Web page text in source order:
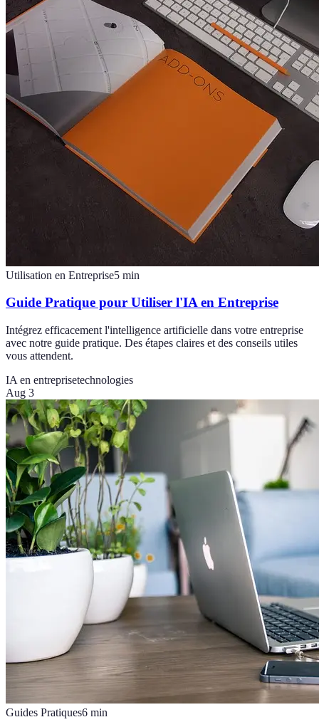
Utilisation en Entreprise5 min
Guide Pratique pour Utiliser l'IA en Entreprise
Intégrez efficacement l'intelligence artificielle dans votre entreprise
avec notre guide pratique. Des étapes claires et des conseils utiles
vous attendent.
IA en entreprisetechnologies
Aug 3
Guides Pratiques6 min